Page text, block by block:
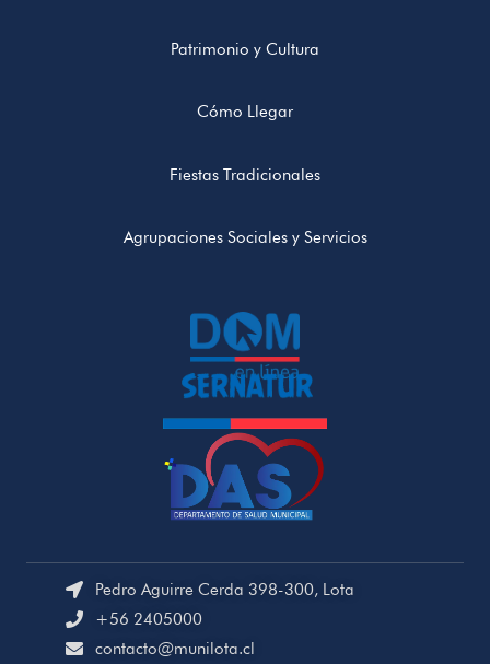
Patrimonio y Cultura
Cómo Llegar
Fiestas Tradicionales
Agrupaciones Sociales y Servicios
Pedro Aguirre Cerda 398-300, Lota
+56 2405000
contacto@munilota.cl